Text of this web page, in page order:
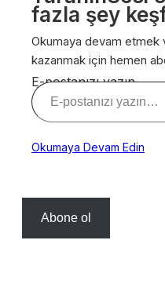
fazla şey
Okumaya devam etmek
kazanmak için hemen
E-postanızı yazın…
Okumaya Devam Edin
Abone ol